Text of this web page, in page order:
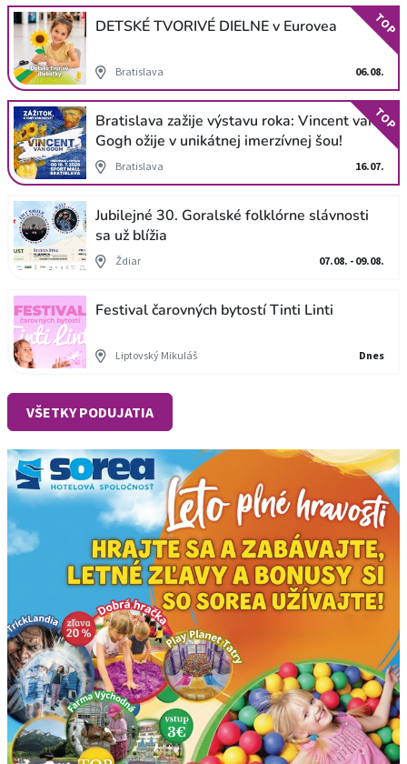
DETSKÉ TVORIVÉ DIELNE v Eurovea
Bratislava 06.08.
TOP
Bratislava zažije výstavu roka: Vincent van
Gogh ožije v unikátnej imerzívnej šou!
Bratislava 16.07.
TOP
Jubilejné 30. Goralské folklórne slávnosti
sa už blížia
Ždiar 07.08. - 09.08.
Festival čarovných bytostí Tinti Linti
Liptovský Mikuláš Dnes
VŠETKY PODUJATIA